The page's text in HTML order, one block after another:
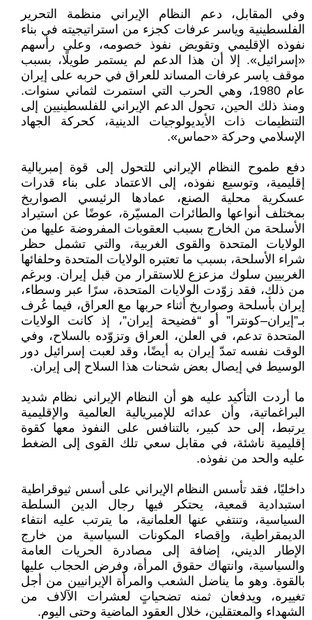
وفي المقابل، دعم النظام الإيراني منظمة التحرير
الفلسطينية وياسر عرفات كجزء من استراتيجيته في بناء
نفوذه الإقليمي وتقويض نفوذ خصومه، وعلى رأسهم
«إسرائيل». إلا أن هذا الدعم لم يستمر طويلًا، بسبب
موقف ياسر عرفات المساند للعراق في حربه على إيران
عام 1980، وهي الحرب التي استمرت لثماني سنوات.
ومنذ ذلك الحين، تحول الدعم الإيراني للفلسطينيين إلى
التنظيمات ذات الأيديولوجيات الدينية، كحركة الجهاد
الإسلامي وحركة «حماس».
دفع طموح النظام الإيراني للتحول إلى قوة إمبريالية
إقليمية، وتوسيع نفوذه، إلى الاعتماد على بناء قدرات
عسكرية محلية الصنع، عمادها الرئيسي الصواريخ
بمختلف أنواعها والطائرات المسيّرة، عوضًا عن استيراد
الأسلحة من الخارج بسبب العقوبات المفروضة عليها من
الولايات المتحدة والقوى الغربية، والتي تشمل حظر
شراء الأسلحة، بسبب ما تعتبره الولايات المتحدة وحلفائها
الغربيين سلوك مزعزع للاستقرار من قبل إيران. وبرغم
من ذلك، فقد زوّدت الولايات المتحدة، سرًا عبر وسطاء،
إيران بأسلحة وصواريخ أثناء حربها مع العراق، فيما عُرف
بـ”إيران–كونترا” أو “فضيحة إيران”، إذ كانت الولايات
المتحدة تدعم، في العلن، العراق وتزوّده بالسلاح، وفي
الوقت نفسه تمدّ إيران به أيضًا، وقد لعبت إسرائيل دور
الوسيط في إيصال بعض شحنات هذا السلاح إلى إيران.
ما أردت التأكيد عليه هو أن النظام الإيراني نظام شديد
البراغماتية، وأن عدائه للإمبريالية العالمية والإقليمية
يرتبط، إلى حد كبير، بالتنافس على النفوذ معها كقوة
إقليمية ناشئة، في مقابل سعي تلك القوى إلى الضغط
عليه والحد من نفوذه.
داخليًا، فقد تأسس النظام الإيراني على أسس ثيوقراطية
استبدادية قمعية، يحتكر فيها رجال الدين السلطة
السياسية، وتنتفي عنها العلمانية، ما يترتب عليه انتفاء
الديمقراطية، وإقصاء المكونات السياسية من خارج
الإطار الديني، إضافة إلى مصادرة الحريات العامة
والسياسية، وانتهاك حقوق المرأة، وفرض الحجاب عليها
بالقوة. وهو ما يناضل الشعب والمرأة الإيرانيين من أجل
تغييره، ويدفعان ثمنه تضحياتٍ لعشرات الآلاف من
الشهداء والمعتقلين، خلال العقود الماضية وحتى اليوم.